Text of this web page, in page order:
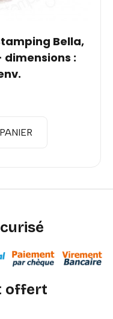
Bella,
dimensions :
offert